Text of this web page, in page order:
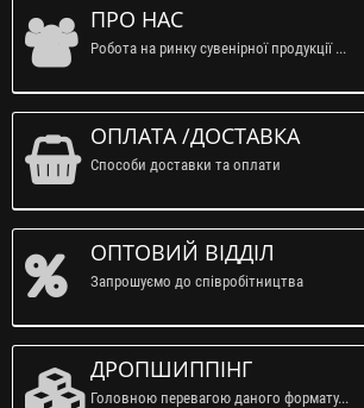
ПРО НАС
Робота на ринку сувенірної продукції ...
ОПЛАТА /ДОСТАВКА
Способи доставки та оплати
ОПТОВИЙ ВІДДІЛ
Запрошуємо до співробітництва
ДРОПШИППІНГ
Головною перевагою даного формату...